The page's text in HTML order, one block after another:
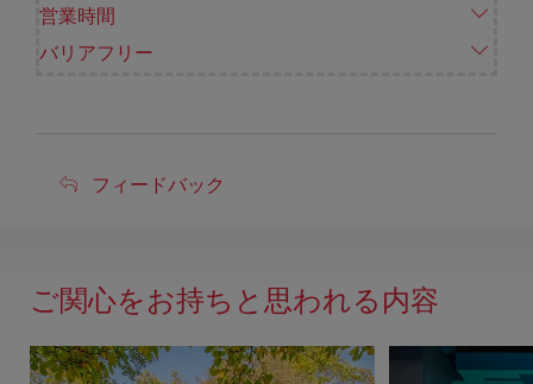
営業時間
バリアフリー
フ
ド
ッ
フィードバック
ご関心をお持ちと思われる内容